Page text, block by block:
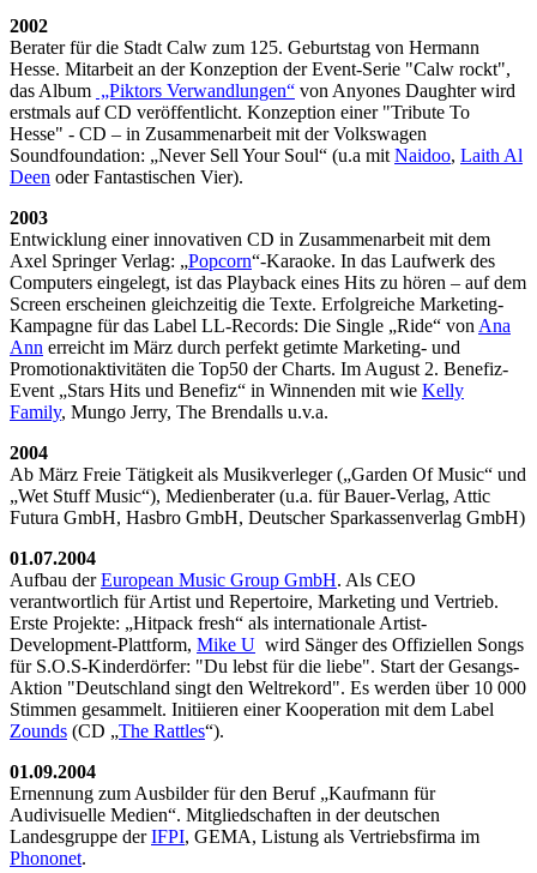
2002
Berater für die Stadt Calw zum 125. Geburtstag von Hermann
Hesse. Mitarbeit an der Konzeption der Event-Serie "Calw rockt",
das Album „Piktors Verwandlungen“ von Anyones Daughter wird
erstmals auf CD veröffentlicht. Konzeption einer "Tribute To
Hesse" - CD – in Zusammenarbeit mit der Volkswagen
Soundfoundation: „Never Sell Your Soul“ (u.a mit Naidoo, Laith Al
Deen oder Fantastischen Vier).
2003
Entwicklung einer innovativen CD in Zusammenarbeit mit dem
Axel Springer Verlag: „Popcorn“-Karaoke. In das Laufwerk des
Computers eingelegt, ist das Playback eines Hits zu hören – auf dem
Screen erscheinen gleichzeitig die Texte. Erfolgreiche Marketing-
Kampagne für das Label LL-Records: Die Single „Ride“ von Ana
Ann erreicht im März durch perfekt getimte Marketing- und
Promotionaktivitäten die Top50 der Charts. Im August 2. Benefiz-
Event „Stars Hits und Benefiz“ in Winnenden mit wie Kelly
Family, Mungo Jerry, The Brendalls u.v.a.
2004
Ab März Freie Tätigkeit als Musikverleger („Garden Of Music“ und
„Wet Stuff Music“), Medienberater (u.a. für Bauer-Verlag, Attic
Futura GmbH, Hasbro GmbH, Deutscher Sparkassenverlag GmbH)
01.07.2004
Aufbau derEuropean Music Group GmbH. Als CEO
verantwortlich für Artist und Repertoire, Marketing und Vertrieb.
Erste Projekte: „Hitpack fresh“ als internationale Artist-
Development-Plattform, Mike U wird Sänger des Offiziellen Songs
für S.O.S-Kinderdörfer: "Du lebst für die liebe". Start der Gesangs-
Aktion "Deutschland singt den Weltrekord". Es werden über 10 000
Stimmen gesammelt. Initiieren einer Kooperation mit dem Label
Zounds (CD „The Rattles“).
01.09.2004
Ernennung zum Ausbilder für den Beruf „Kaufmann für
Audivisuelle Medien“. Mitgliedschaften in der deutschen
Landesgruppe derIFPI, GEMA, Listung als Vertriebsfirma im
Phononet.